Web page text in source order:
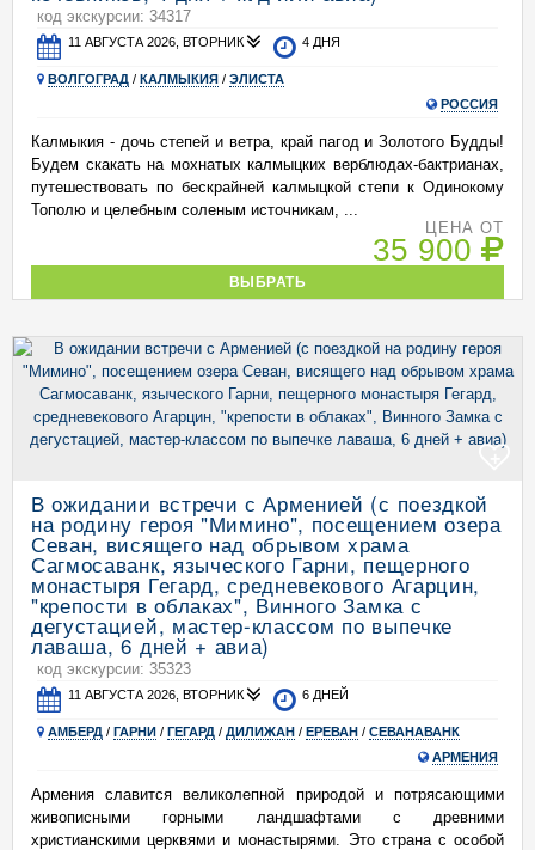
код экскурсии: 34317
11 АВГУСТА 2026, ВТОРНИК 4 ДНЯ
ВОЛГОГРАД / КАЛМЫКИЯ / ЭЛИСТА
РОССИЯ
Калмыкия - дочь степей и ветра, край пагод и Золотого Будды!
Будем скакать на мохнатых калмыцких верблюдах-бактрианах,
путешествовать по бескрайней калмыцкой степи к Одинокому
Тополю и целебным соленым источникам, ...
ЦЕНА ОТ
35 900
ВЫБРАТЬ
В ожидании встречи с Арменией (с поездкой
на родину героя "Мимино", посещением озера
Севан, висящего над обрывом храма
Сагмосаванк, языческого Гарни, пещерного
монастыря Гегард, средневекового Агарцин,
"крепости в облаках", Винного Замка с
дегустацией, мастер-классом по выпечке
лаваша, 6 дней + авиа)
код экскурсии: 35323
11 АВГУСТА 2026, ВТОРНИК 6 ДНЕЙ
АМБЕРД / ГАРНИ / ГЕГАРД / ДИЛИЖАН / ЕРЕВАН / СЕВАНАВАНК
АРМЕНИЯ
Армения славится великолепной природой и потрясающими
живописными горными ландшафтами с древними
христианскими церквями и монастырями. Это страна с особой